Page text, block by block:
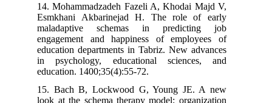
14. Mohammadzadeh Fazeli A, Khodai Majd V,
Esmkhani Akbarinejad H. The role of early
maladaptive schemas in predicting job
engagement and happiness of employees of
education departments in Tabriz. New advances
in psychology, educational sciences, and
education. 1400;35(4):55-72.
15. Bach B, Lockwood G, Young JE. A new
look at the schema therapy model: organization